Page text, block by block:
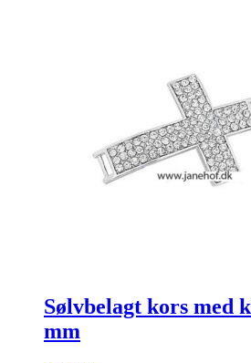
Sølvbelagt kors med
mm